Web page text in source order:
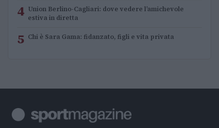
4 Union Berlino-Cagliari: dove vedere l’amichevole
estiva in diretta
5 Chi è Sara Gama: fidanzato, figli e vita privata